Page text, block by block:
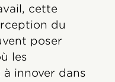
cette
du
poser
les
innover dans